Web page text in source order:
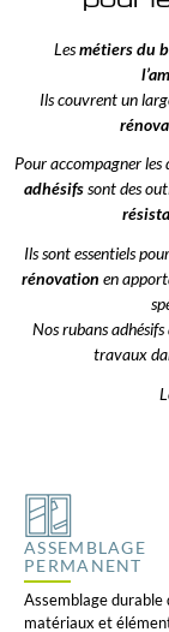
Lesmétiers du
Ils couvrent un
Pour accompagner les
adhésifssont des
Ils sont essentiels
rénovation en
Nos rubans
travaux
ASSEMBLAGE
PERMANENT
Assemblage durable
matériaux et